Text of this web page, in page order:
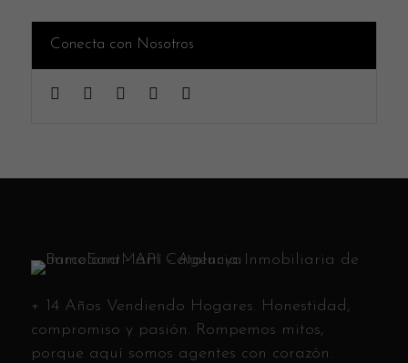
Conecta con Nosotros
+ 14 Años Vendiendo Hogares. Honestidad,
compromiso y pasión. Rompemos mitos,
porque aquí somos agentes con corazón.